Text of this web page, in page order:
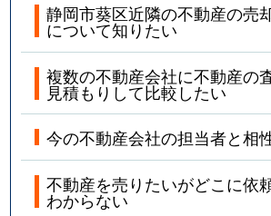
平和
2,800万円 静
平和
2,900万円 静
平和
4,200万円 静
平和
2,800万円 静
平和
5,100万円 静岡
静岡市葵区近隣の不動産の売
について知りたい
複数の不動産会社に不動産の
見積もりして比較したい
今の不動産会社の担当者と相
不動産を売りたいがどこに依
わからない